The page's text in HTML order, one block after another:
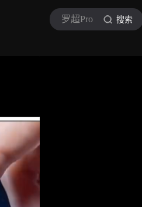
罗超Pro 搜索